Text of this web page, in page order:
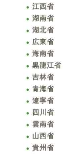
江西省
湖南省
湖北省
広東省
海南省
黒龍江省
吉林省
青海省
遼寧省
四川省
雲南省
山西省
貴州省